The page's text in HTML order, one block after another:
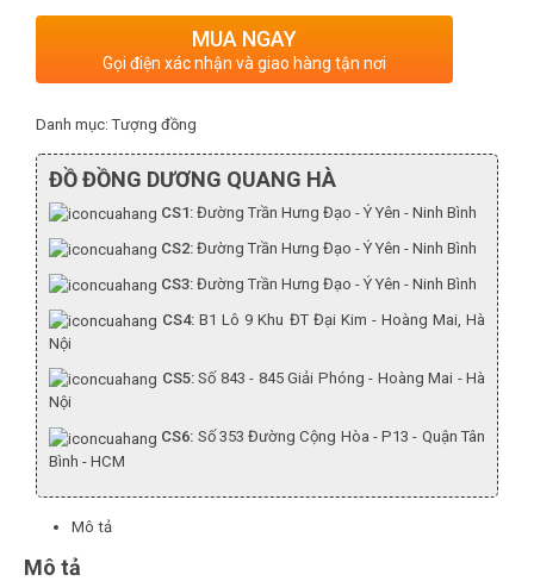
MUA NGAY
Gọi điện xác nhận và giao hàng tận nơi
Danh mục:Tượng đồng
ĐỒ ĐỒNG DƯƠNG QUANG HÀ
CS1: Đường Trần Hưng Đạo - Ý Yên - Ninh Bình
CS2: Đường Trần Hưng Đạo - Ý Yên - Ninh Bình
CS3: Đường Trần Hưng Đạo - Ý Yên - Ninh Bình
CS4: B1 Lô 9 Khu ĐT Đại Kim - Hoàng Mai, Hà
Nội
CS5:Số 843 - 845 Giải Phóng - Hoàng Mai - Hà
Nội
CS6: Số 353 Đường Cộng Hòa - P13 - Quận Tân
Bình - HCM
Mô tả
Mô tả